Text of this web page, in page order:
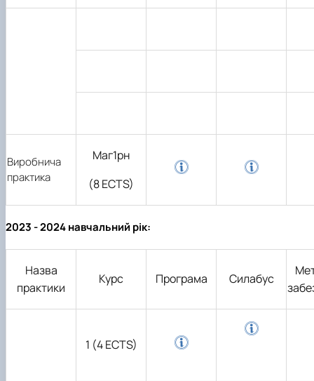
Виробнича
практика
Маг1рн
(8 ECTS)
2023 - 2024 навчальний рік:
Назва
практики
Курс Програма Силабус
1 (4 ECTS)